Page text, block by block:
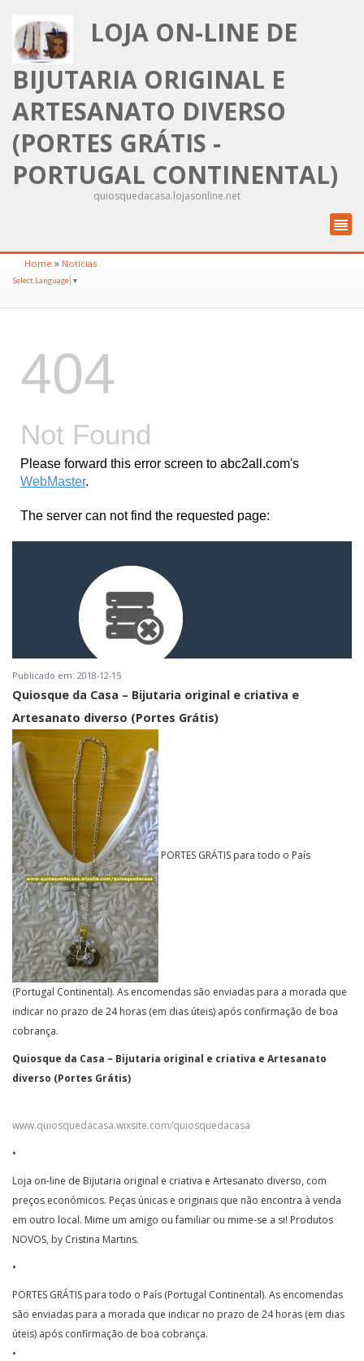
LOJA ON-LINE DE
BIJUTARIA ORIGINAL E
ARTESANATO DIVERSO
(PORTES GRÁTIS -
PORTUGAL CONTINENTAL)
quiosquedacasa.lojasonline.net
Home » Notícias
Select Language ▼
Publicado em: 2018-12-15
Quiosque da Casa – Bijutaria original e criativa e
Artesanato diverso (Portes Grátis)
PORTES GRÁTIS para todo o País
(Portugal Continental). As encomendas são enviadas para a morada que
indicar no prazo de 24 horas (em dias úteis) após confirmação de boa
cobrança.
Quiosque da Casa – Bijutaria original e criativa e Artesanato
diverso (Portes Grátis)
www.quiosquedacasa.wixsite.com/quiosquedacasa
•
Loja on-line de Bijutaria original e criativa e Artesanato diverso, com
preços económicos. Peças únicas e originais que não encontra à venda
em outro local. Mime um amigo ou familiar ou mime-se a si! Produtos
NOVOS, by Cristina Martins.
•
PORTES GRÁTIS para todo o País (Portugal Continental). As encomendas
são enviadas para a morada que indicar no prazo de 24 horas (em dias
úteis) após confirmação de boa cobrança.
•